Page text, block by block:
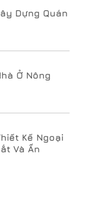
Dựng Quán
Ở Nông
Kế Ngoại
Và Ấn